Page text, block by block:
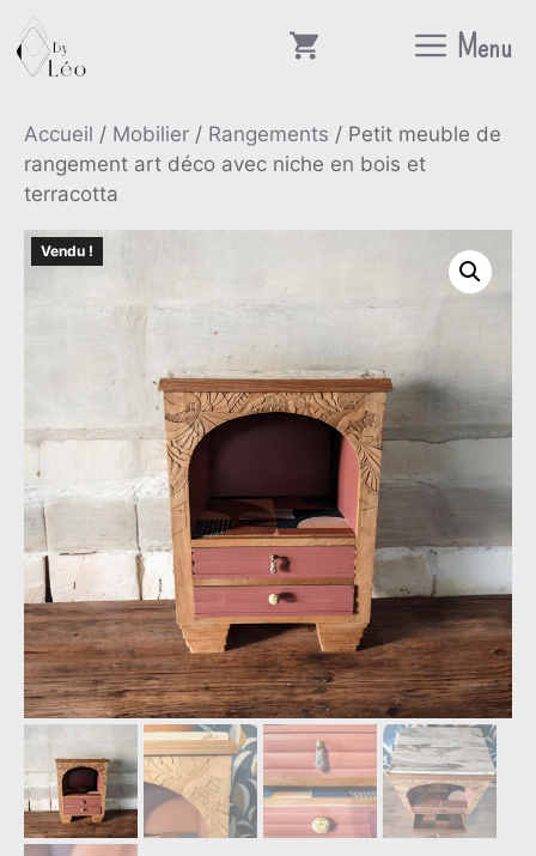
Aller
au
contenu
Menu
Accueil / Mobilier / Rangements / Petit meuble de
rangement art déco avec niche en bois et
terracotta
Vendu !